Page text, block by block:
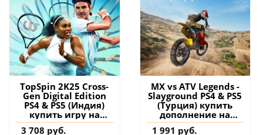
TopSpin 2K25 Cross-
Gen Digital Edition
PS4 & PS5 (Индия)
купить игру на
аккаунт
3 708 руб.
MX vs ATV Legends -
Slayground PS4 & PS5
(Турция) купить
дополнение на
аккаунт
1 991 руб.